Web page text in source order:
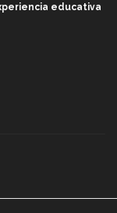
educativa